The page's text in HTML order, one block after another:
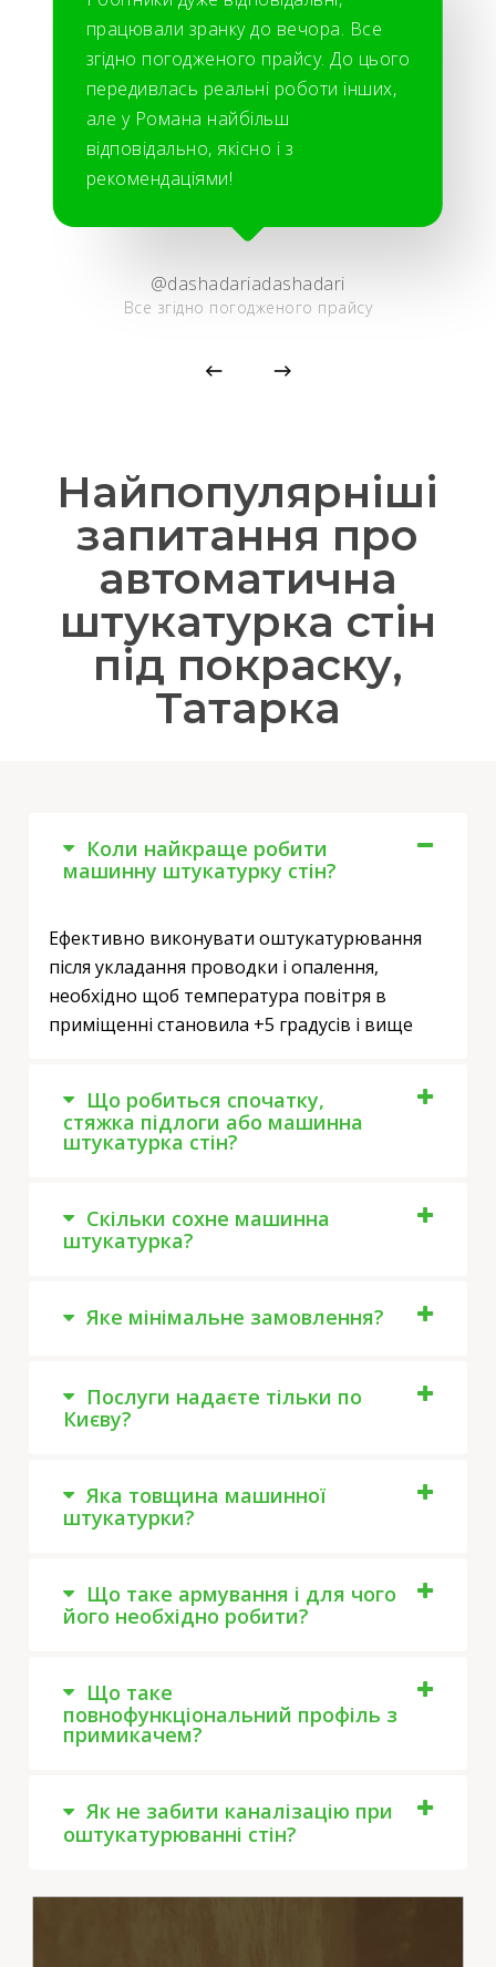
працювали зранку до вечора. Все
згідно погодженого прайсу. До цього
передивлась реальні роботи інших,
але у Романа найбільш
відповідально, якісно і з
рекомендаціями!
@dashadariadashadari
Все згідно погодженого прайсу
Найпопулярніші
запитання про
автоматична
штукатурка стін
під покраску,
Татарка
Коли найкраще робити
машинну штукатурку стін?
Ефективно виконувати оштукатурювання
після укладання проводки і опалення,
необхідно щоб температура повітря в
приміщенні становила +5 градусів і вище
Що робиться спочатку,
стяжка підлоги або машинна
штукатурка стін?
Скільки сохне машинна
штукатурка?
Яке мінімальне замовлення?
Послуги надаєте тільки по
Києву?
Яка товщина машинної
штукатурки?
Що таке армування і для чого
його необхідно робити?
Що таке
повнофункціональний профіль з
примикачем?
Як не забити каналізацію при
оштукатурюванні стін?